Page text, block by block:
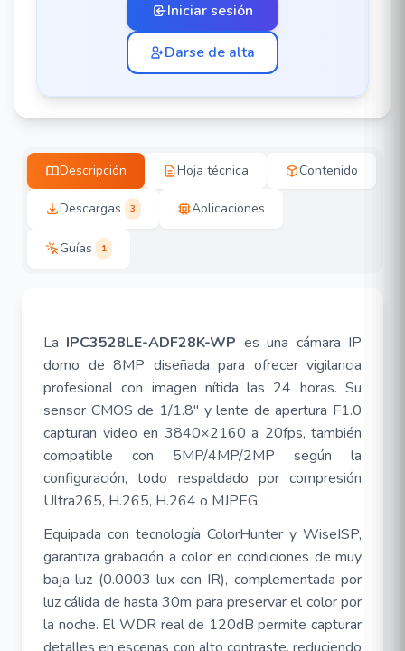
Iniciar sesión
Darse de alta
Descripción Hoja técnica Contenido
Descargas 3 Aplicaciones
Guías 1
La IPC3528LE-ADF28K-WP es una cámara IP
domo de 8MP diseñada para ofrecer vigilancia
profesional con imagen nítida las 24 horas. Su
sensor CMOS de 1/1.8" y lente de apertura F1.0
capturan video en 3840×2160 a 20fps, también
compatible con 5MP/4MP/2MP según la
configuración, todo respaldado por compresión
Ultra265, H.265, H.264 o MJPEG.
Equipada con tecnología ColorHunter y WiseISP,
garantiza grabación a color en condiciones de muy
baja luz (0.0003 lux con IR), complementada por
luz cálida de hasta 30m para preservar el color por
la noche. El WDR real de 120dB permite capturar